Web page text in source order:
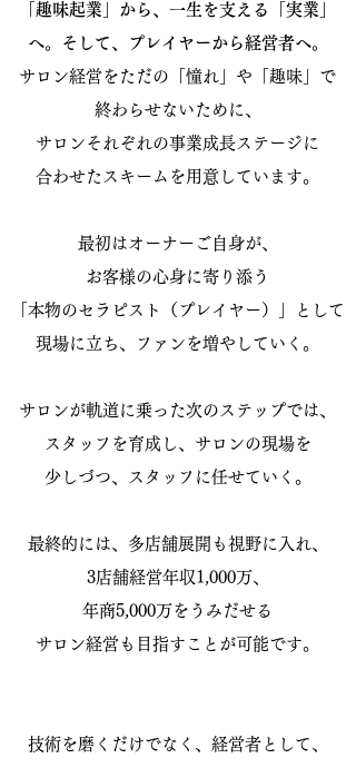
「趣味起業」から、一生を支える「実業」
へ。そして、プレイヤーから経営者へ。
サロン経営をただの「憧れ」や「趣味」で
終わらせないために、
サロンそれぞれの事業成長ステージに
合わせたスキームを用意しています。
最初はオーナーご自身が、
お客様の心身に寄り添う
「本物のセラピスト（プレイヤー）」として
現場に立ち、ファンを増やしていく。
サロンが軌道に乗った次のステップでは、
スタッフを育成し、サロンの現場を
少しづつ、スタッフに任せていく。
最終的には、多店舗展開も視野に入れ、
3店舗経営年収1,000万、
年商5,000万をうみだせる
サロン経営も目指すことが可能です。
技術を磨くだけでなく、経営者として、